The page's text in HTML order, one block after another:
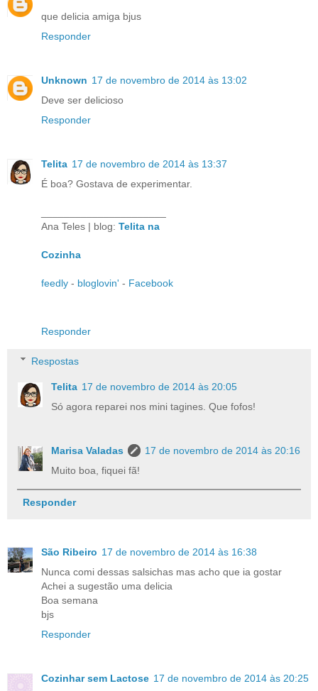
que delicia amiga bjus
Responder
Unknown 17 de novembro de 2014 às 13:02
Deve ser delicioso
Responder
Telita 17 de novembro de 2014 às 13:37
É boa? Gostava de experimentar.
Ana Teles | blog: Telita na
Cozinha
feedly - bloglovin' - Facebook
Responder
Respostas
Telita 17 de novembro de 2014 às 20:05
Só agora reparei nos mini tagines. Que fofos!
Marisa Valadas
17 de novembro de 2014 às 20:16
Muito boa, fiquei fã!
Responder
São Ribeiro 17 de novembro de 2014 às 16:38
Nunca comi dessas salsichas mas acho que ia gostar
Achei a sugestão uma delicia
Boa semana
bjs
Responder
Cozinhar sem Lactose 17 de novembro de 2014 às 20:25